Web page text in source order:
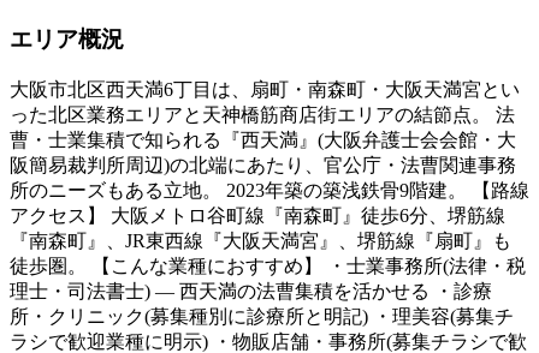
エリア概況
大阪市北区西天満6丁目は、扇町・南森町・大阪天満宮とい
った北区業務エリアと天神橋筋商店街エリアの結節点。 法
曹・士業集積で知られる『西天満』(大阪弁護士会会館・大
阪簡易裁判所周辺)の北端にあたり、官公庁・法曹関連事務
所のニーズもある立地。 2023年築の築浅鉄骨9階建。 【路線
アクセス】 大阪メトロ谷町線『南森町』徒歩6分、堺筋線
『南森町』、JR東西線『大阪天満宮』、堺筋線『扇町』も
徒歩圏。 【こんな業種におすすめ】 ・士業事務所(法律・税
理士・司法書士) — 西天満の法曹集積を活かせる ・診療
所・クリニック(募集種別に診療所と明記) ・理美容(募集チ
ラシで歓迎業種に明示) ・物販店舗・事務所(募集チラシで歓